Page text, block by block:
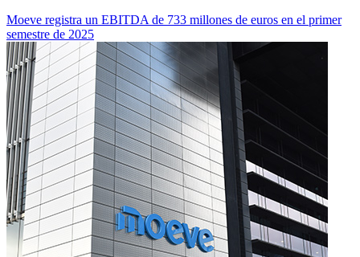
Moeve registra un EBITDA de 733 millones de euros en el primer
semestre de 2025